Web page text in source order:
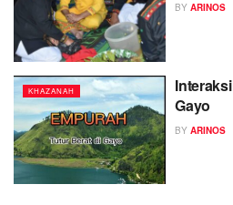
BY ARINOS
KHAZANAH
Gayo
BY ARINOS